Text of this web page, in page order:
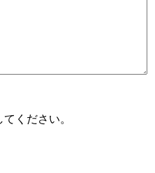
ください。